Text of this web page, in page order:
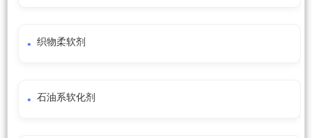
织物柔软剂
石油系软化剂